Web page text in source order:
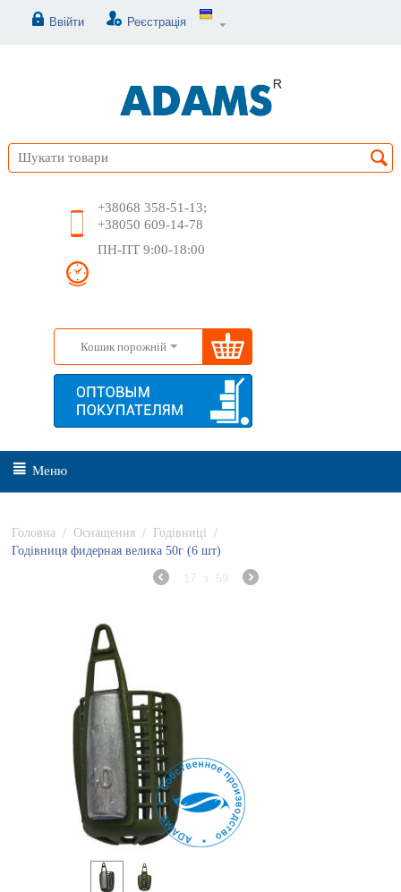
Ввійти Реєстрація
+38068 358-51-13;
+38050 609-14-78
ПН-ПТ 9:00-18:00
Кошик порожній
Меню
Головна / Оснащення / Годівниці
/
Годівниця фидерная велика 50г (6 шт)
17 з 59